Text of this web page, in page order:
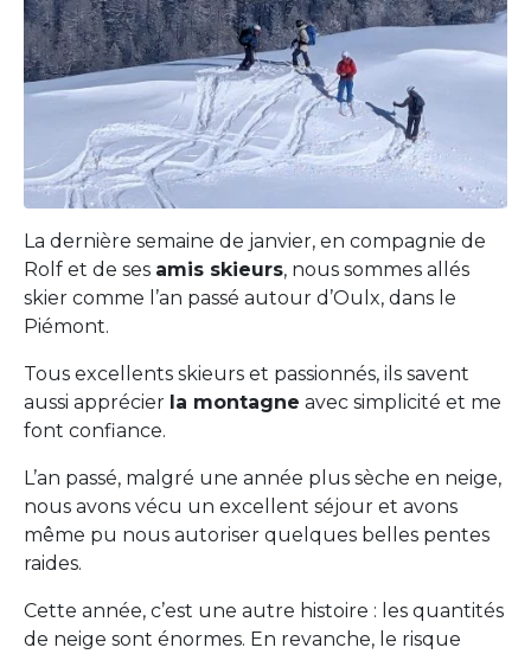
La dernière semaine de janvier, en compagnie de
Rolf et de ses amis skieurs, nous sommes allés
skier comme l’an passé autour d’Oulx, dans le
Piémont.
Tous excellents skieurs et passionnés, ils savent
aussi apprécier la montagne avec simplicité et me
font confiance.
L’an passé, malgré une année plus sèche en neige,
nous avons vécu un excellent séjour et avons
même pu nous autoriser quelques belles pentes
raides.
Cette année, c’est une autre histoire : les quantités
de neige sont énormes. En revanche, le risque